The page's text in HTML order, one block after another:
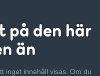
på den här
än
inget innehåll visas. Om du